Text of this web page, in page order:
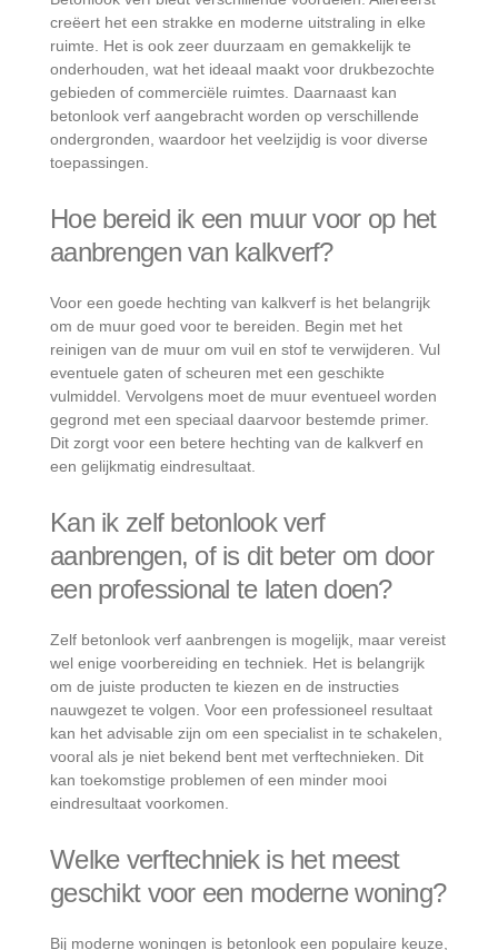
creëert het een strakke en moderne uitstraling in elke
ruimte. Het is ook zeer duurzaam en gemakkelijk te
onderhouden, wat het ideaal maakt voor drukbezochte
gebieden of commerciële ruimtes. Daarnaast kan
betonlook verf aangebracht worden op verschillende
ondergronden, waardoor het veelzijdig is voor diverse
toepassingen.
Hoe bereid ik een muur voor op het
aanbrengen van kalkverf?
Voor een goede hechting van kalkverf is het belangrijk
om de muur goed voor te bereiden. Begin met het
reinigen van de muur om vuil en stof te verwijderen. Vul
eventuele gaten of scheuren met een geschikte
vulmiddel. Vervolgens moet de muur eventueel worden
gegrond met een speciaal daarvoor bestemde primer.
Dit zorgt voor een betere hechting van de kalkverf en
een gelijkmatig eindresultaat.
Kan ik zelf betonlook verf
aanbrengen, of is dit beter om door
een professional te laten doen?
Zelf betonlook verf aanbrengen is mogelijk, maar vereist
wel enige voorbereiding en techniek. Het is belangrijk
om de juiste producten te kiezen en de instructies
nauwgezet te volgen. Voor een professioneel resultaat
kan het advisable zijn om een specialist in te schakelen,
vooral als je niet bekend bent met verftechnieken. Dit
kan toekomstige problemen of een minder mooi
eindresultaat voorkomen.
Welke verftechniek is het meest
geschikt voor een moderne woning?
Bij moderne woningen is betonlook een populaire keuze,